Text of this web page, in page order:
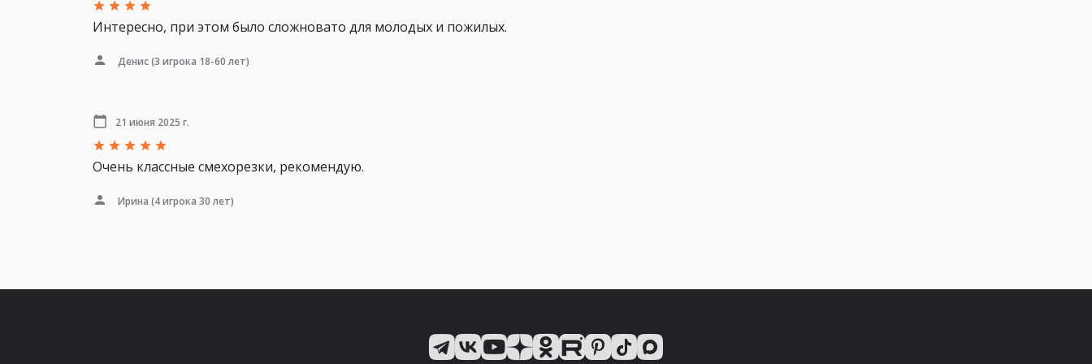
Интересно, при этом было сложновато для молодых и пожилых.
Денис(3 игрока 18-60 лет)
21 июня 2025 г.
Очень классные смехорезки, рекомендую.
Ирина (4 игрока 30 лет)